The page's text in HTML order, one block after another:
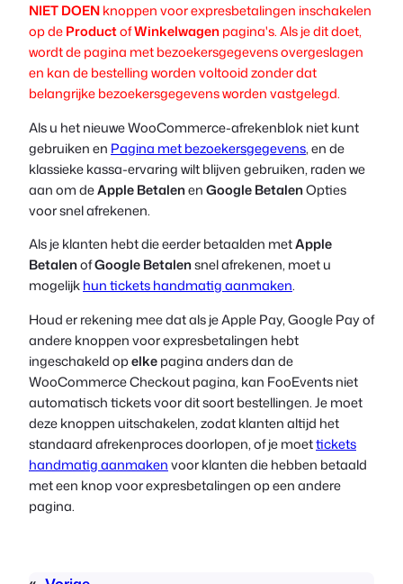
NIET DOENknoppen voor expresbetalingen inschakelen
op deProductofWinkelwagenpagina's. Als je dit doet,
wordt de pagina met bezoekersgegevens overgeslagen
en kan de bestelling worden voltooid zonder dat
belangrijke bezoekersgegevens worden vastgelegd.
Als u het nieuwe WooCommerce-afrekenblok niet kunt
gebruiken en Pagina met bezoekersgegevens, en de
klassieke kassa-ervaring wilt blijven gebruiken, raden we
aan om deApple BetalenenGoogle BetalenOpties
voor snel afrekenen.
Als je klanten hebt die eerder betaalden metApple
BetalenofGoogle Betalensnel afrekenen, moet u
mogelijkhun tickets handmatig aanmaken.
Houd er rekening mee dat als je Apple Pay, Google Pay of
andere knoppen voor expresbetalingen hebt
ingeschakeld opelkepagina anders dan de
WooCommerce Checkout pagina, kan FooEvents niet
automatisch tickets voor dit soort bestellingen. Je moet
deze knoppen uitschakelen, zodat klanten altijd het
standaard afrekenproces doorlopen, of je moettickets
handmatig aanmakenvoor klanten die hebben betaald
met een knop voor expresbetalingen op een andere
pagina.